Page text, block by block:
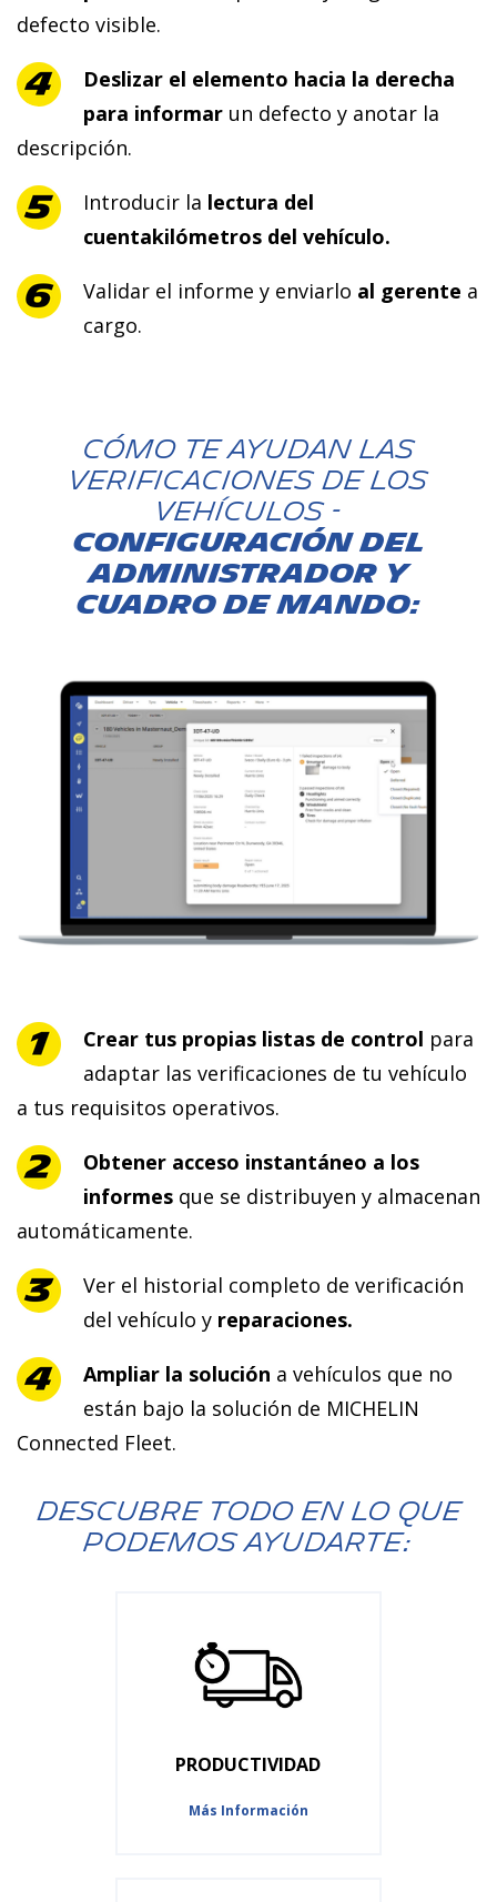
defecto visible.
Deslizar el elemento hacia la derecha
para informar un defecto y anotar la
descripción.
Introducir la lectura del
cuentakilómetros del vehículo.
Validar el informe y enviarlo al gerente a
cargo.
Cómo te ayudan las
verificaciones de los
vehículos -
CONFIGURACIÓN DEL
ADMINISTRADOR Y
CUADRO DE MANDO:
Crear tus propias listas de control para
adaptar las verificaciones de tu vehículo
a tus requisitos operativos.
Obtener acceso instantáneo a los
informes que se distribuyen y almacenan
automáticamente.
Ver el historial completo de verificación
del vehículo y reparaciones.
Ampliar la solución a vehículos que no
están bajo la solución de MICHELIN
Connected Fleet.
DESCUBRE TODO EN LO QUE
PODEMOS AYUDARTE:
PRODUCTIVIDAD
Más Información